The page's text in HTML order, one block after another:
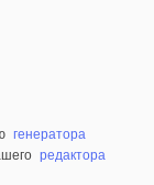
генератора
редактора